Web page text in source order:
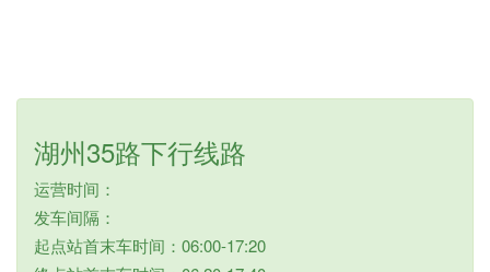
湖州35路下行线路
运营时间：
发车间隔：
起点站首末车时间：06:00-17:20